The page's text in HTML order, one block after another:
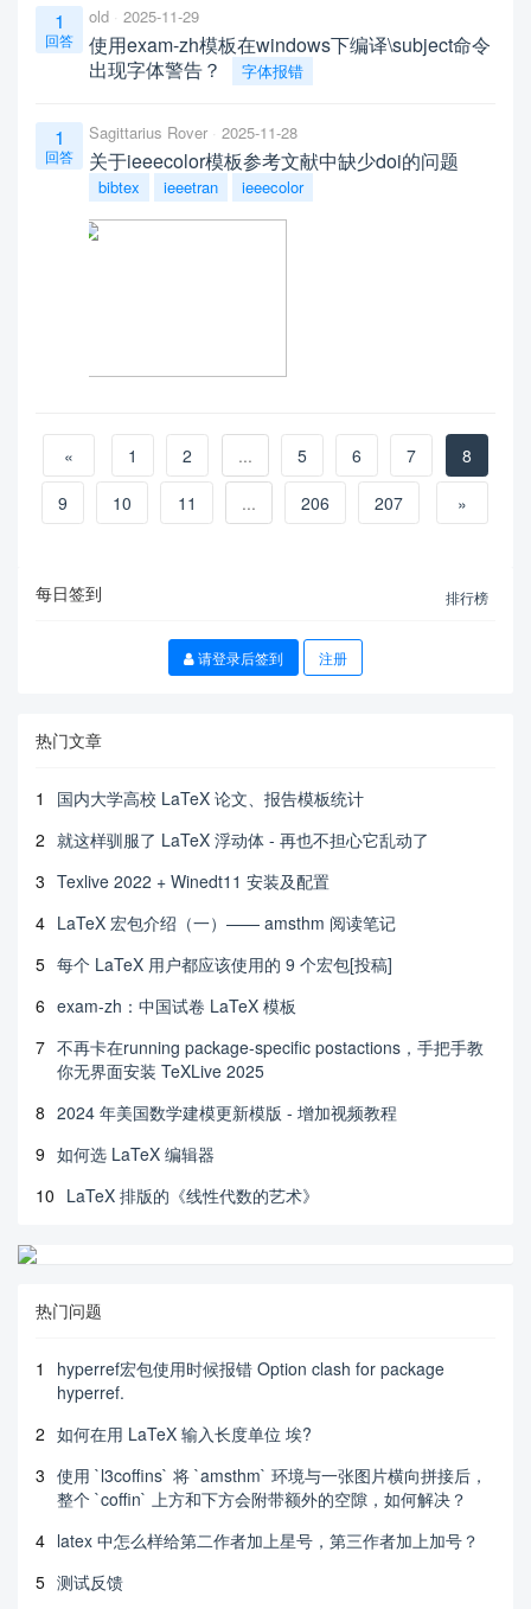
1
回答
old 2025-11-29
使用exam-zh模板在windows下编译\subject命令
出现字体警告？
字体报错
1
回答
Sagittarius Rover 2025-11-28
关于ieeecolor模板参考文献中缺少doi的问题
bibtex ieeetran ieeecolor
« 1 2 ... 5 6 7
8
9
10 11 ... 206 207 »
每日签到 排行榜
请登录后签到 注册
热门文章
1
国内大学高校 LaTeX 论文、报告模板统计
2 就这样驯服了 LaTeX 浮动体 - 再也不担心它乱动了
3 Texlive 2022 + Winedt11 安装及配置
4 LaTeX 宏包介绍（一）—— amsthm 阅读笔记
5 每个 LaTeX 用户都应该使用的 9 个宏包[投稿]
6 exam-zh：中国试卷 LaTeX 模板
7 不再卡在running package-specific postactions，手把手教
你无界面安装 TeXLive 2025
8 2024 年美国数学建模更新模版 - 增加视频教程
9 如何选 LaTeX 编辑器
10 LaTeX 排版的《线性代数的艺术》
热门问题
1
hyperref宏包使用时候报错 Option clash for package
hyperref.
2 如何在用 LaTeX 输入长度单位 埃?
3 使用 `l3coffins` 将 `amsthm` 环境与一张图片横向拼接后，
整个 `coffin` 上方和下方会附带额外的空隙，如何解决？
4 latex 中怎么样给第二作者加上星号，第三作者加上加号？
5 测试反馈